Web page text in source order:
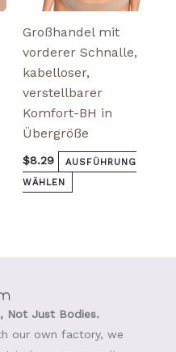
Großhandel mit
vorderer Schnalle,
kabelloser,
verstellbarer
Komfort-BH in
Übergröße
$8.29
AUSFÜHRUNG
WÄHLEN
werden
Not Just Bodies.
our own factory, we